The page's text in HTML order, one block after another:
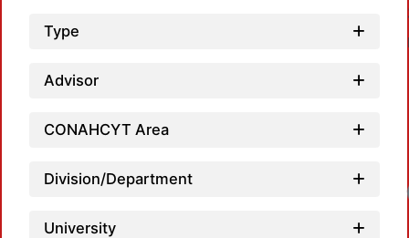
Type
Advisor
CONAHCYT Area
Division/Department
University